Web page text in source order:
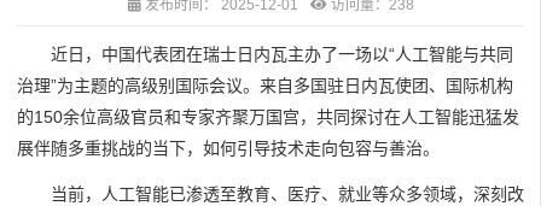
发布时间： 2025-12-01 访问量：238
近日，中国代表团在瑞士日内瓦主办了一场以“人工智能与共同
治理”为主题的高级别国际会议。来自多国驻日内瓦使团、国际机构
的150余位高级官员和专家齐聚万国宫，共同探讨在人工智能迅猛发
展伴随多重挑战的当下，如何引导技术走向包容与善治。
当前，人工智能已渗透至教育、医疗、就业等众多领域，深刻改